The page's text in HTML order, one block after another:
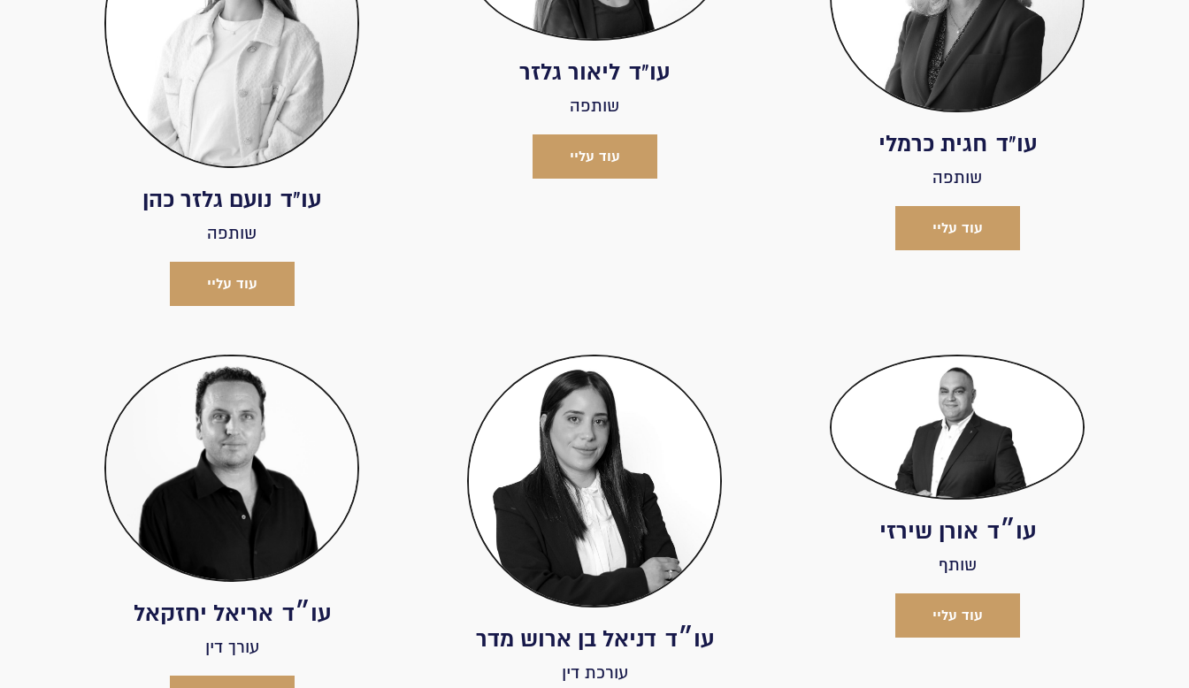
עו"ד חגית כרמלי
שותפה
עוד עליי
עו"ד ליאור גלזר
שותפה
עוד עליי
עו"ד נועם גלזר כהן
שותפה
עוד עליי
עו״ד אורן שירזי
שותף
עוד עליי
עו״ד דניאל בן ארוש מדר
עורכת דין
עו״ד אריאל יחזקאל
עורך דין